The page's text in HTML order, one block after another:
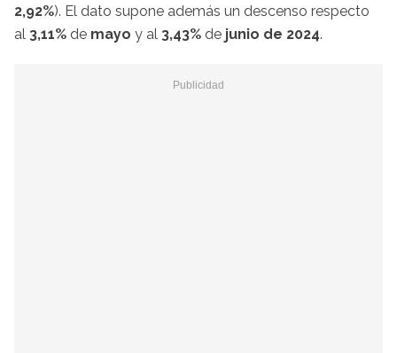
2,92%). El dato supone además un descenso respecto
al 3,11% de mayo y al 3,43% de junio de 2024.